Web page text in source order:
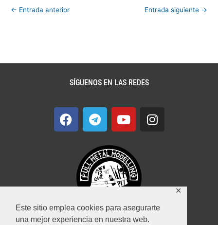
Este sitio emplea cookies para asegurarte
una mejor experiencia en nuestra web.
✕
← Entrada anterior Entrada siguiente →
SÍGUENOS EN LAS REDES
F
a
o
T
e
e
g
r
a
Y
o
t
u
b
e
I
n
r
m